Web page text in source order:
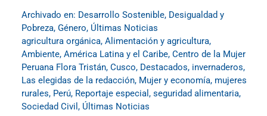
Archivado en: Desarrollo Sostenible, Desigualdad y
Pobreza, Género, Últimas Noticias
agricultura orgánica, Alimentación y agricultura,
Ambiente, América Latina y el Caribe, Centro de la Mujer
Peruana Flora Tristán, Cusco, Destacados, invernaderos,
Las elegidas de la redacción, Mujer y economía, mujeres
rurales, Perú, Reportaje especial , seguridad alimentaria,
Sociedad Civil , Últimas Noticias